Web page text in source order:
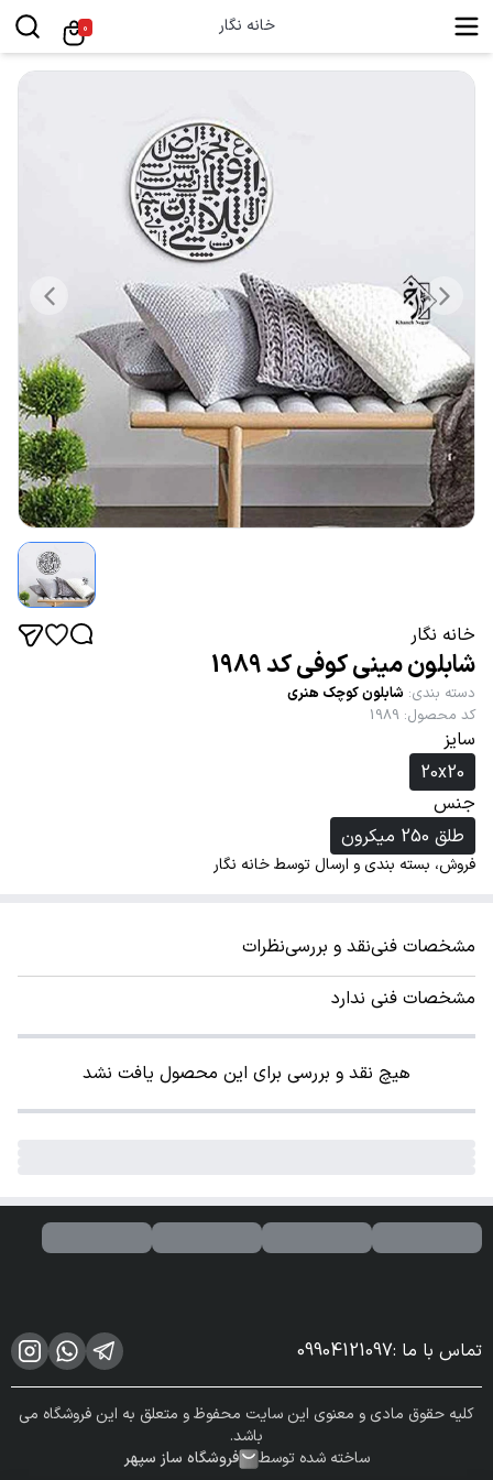
خانه نگار 0
خانه نگار
شابلون مینی کوفی کد 1989
دسته بندی: شابلون کوچک هنری
کد محصول:
1989
سایز
20x20
جنس
طلق 250 میکرون
فروش، بسته بندی و ارسال توسط خانه نگار
مشخصات فنینقد و بررسینظرات
مشخصات فنی ندارد
هیچ نقد و بررسی برای این محصول یافت نشد
تماس با ما :
09904121097
کلیه حقوق مادی و معنوی این سایت محفوظ و متعلق به این فروشگاه می
باشد.
ساخته شده توسط
فروشگاه ساز سپهر